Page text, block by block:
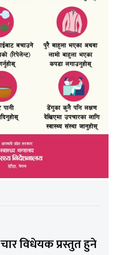
चार विधेयक प्रस्तुत हुने